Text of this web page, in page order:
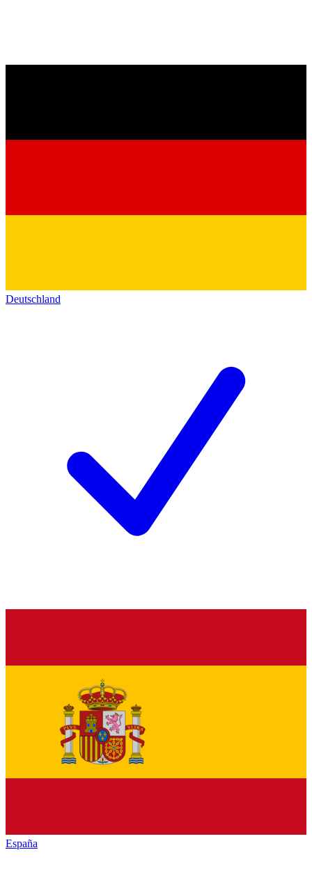
Deutschland
España